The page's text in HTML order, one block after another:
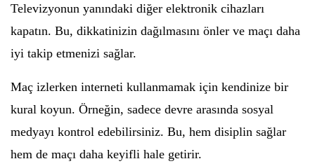
Televizyonun yanındaki diğer elektronik cihazları
kapatın. Bu, dikkatinizin dağılmasını önler ve maçı daha
iyi takip etmenizi sağlar.
Maç izlerken interneti kullanmamak için kendinize bir
kural koyun. Örneğin, sadece devre arasında sosyal
medyayı kontrol edebilirsiniz. Bu, hem disiplin sağlar
hem de maçı daha keyifli hale getirir.